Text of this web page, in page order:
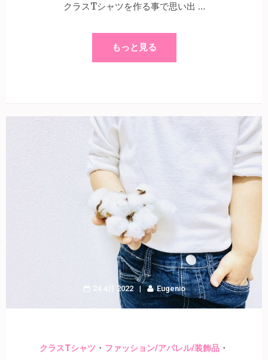
クラスTシャツを作る事で思い出 …
もっと見る
24 4月 2022 Eugenio
クラスTシャツ ・ ファッション/アパレル/装飾品 ・